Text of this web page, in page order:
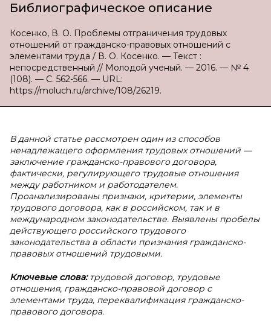
Библиографическое описание
Косенко, В. О. Проблемы отграничения трудовых
отношений от гражданско-правовых отношений с
элементами труда / В. О. Косенко. — Текст :
непосредственный // Молодой ученый. — 2016. — № 4
(108). — С. 562-566. — URL:
https://moluch.ru/archive/108/26219.
В данной статье рассмотрен один из способов
ненадлежащего оформления трудовых отношений —
заключение гражданско-правового договора,
фактически, регулирующего трудовые отношения
между работником и работодателем.
Проанализированы признаки, критерии, элементы
трудового договора, как в российском, так и в
международном законодательстве. Выявлены пробелы
действующего российского трудового
законодательства в области признания гражданско-
правовых отношений трудовыми.
Ключевые слова:трудовой договор, трудовые
отношения, гражданско-правовой договор с
элементами труда, переквалификация гражданско-
правового договора.